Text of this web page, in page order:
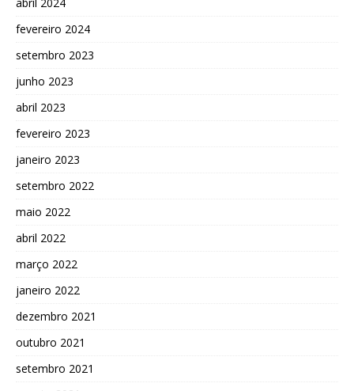
fevereiro 2024
setembro 2023
junho 2023
abril 2023
fevereiro 2023
janeiro 2023
setembro 2022
maio 2022
abril 2022
março 2022
janeiro 2022
dezembro 2021
outubro 2021
setembro 2021